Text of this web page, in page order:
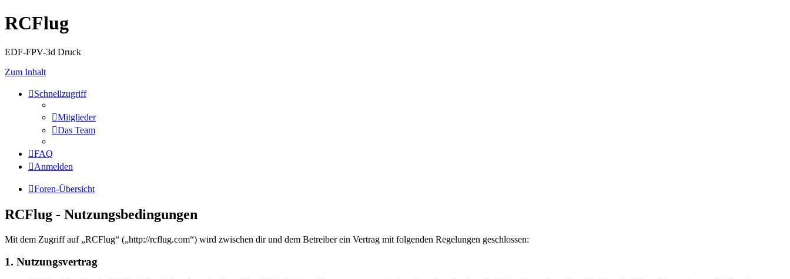
RCFlug
EDF-FPV-3d Druck
Zum Inhalt
Schnellzugriff
Mitglieder
Das Team
FAQ
Anmelden
Foren-Übersicht
RCFlug - Nutzungsbedingungen
Mit dem Zugriff auf „RCFlug“ („http://rcflug.com“) wird zwischen dir und dem Betreiber ein Vertrag mit folgenden Regelungen geschlossen:
1. Nutzungsvertrag